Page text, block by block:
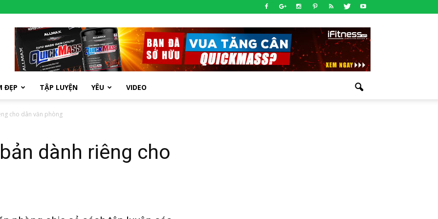
ĐẸP TẬP LUYỆN YÊU VIDEO
cho dân văn phòng
dành riêng cho